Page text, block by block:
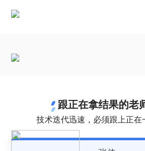
跟正在拿结果的老
技术迭代迅速，必须跟上正在